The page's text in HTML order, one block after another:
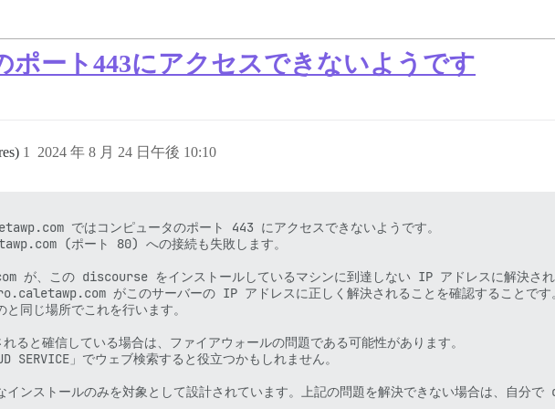
ポート443にアクセスできないようです
2024 年 8 月 24 日午後 10:10
1
ではコンピュータのポート 443 にアクセスできないようです。
(ポート 80) への接続も失敗します。
が、この discourse をインストールしているマシンに到達しない IP アドレスに解決され
がこのサーバーの IP アドレスに正しく解決されることを確認することです。
同じ場所でこれを行います。
ると確信している場合は、ファイアウォールの問題である可能性があります。
SERVICE」でウェブ検索すると役立つかもしれません。
インストールのみを対象として設計されています。上記の問題を解決できない場合は、自